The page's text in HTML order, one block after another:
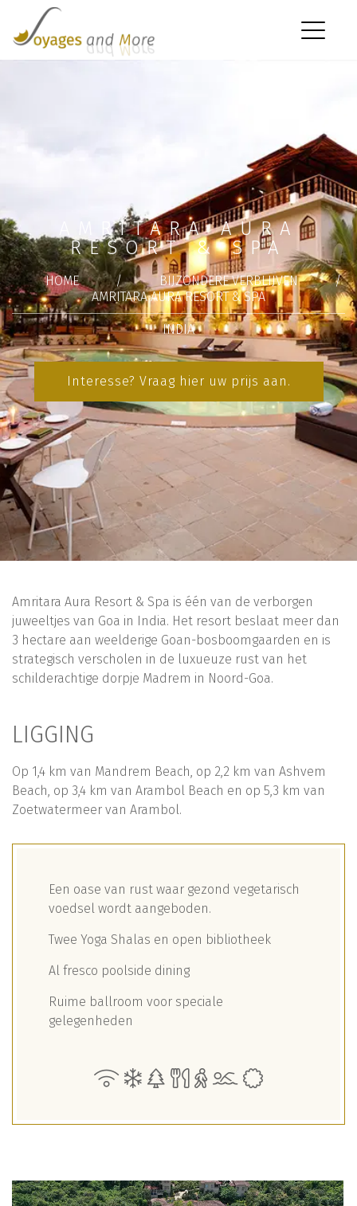
AMRITARA AURA
RESORT & SPA
HOME / BIJZONDERE VERBLIJVEN
/
AMRITARA AURA RESORT & SPA
INDIA
Interesse? Vraag hier uw prijs aan.
Amritara Aura Resort & Spa is één van de verborgen
juweeltjes van Goa in India. Het resort beslaat meer dan
3 hectare aan weelderige Goan-bosboomgaarden en is
strategisch verscholen in de luxueuze rust van het
schilderachtige dorpje Madrem in Noord-Goa.
LIGGING
Op 1,4 km van Mandrem Beach, op 2,2 km van Ashvem
Beach, op 3,4 km van Arambol Beach en op 5,3 km van
Zoetwatermeer van Arambol.
Een oase van rust waar gezond vegetarisch
voedsel wordt aangeboden.
Twee Yoga Shalas en open bibliotheek
Al fresco poolside dining
Ruime ballroom voor speciale
gelegenheden